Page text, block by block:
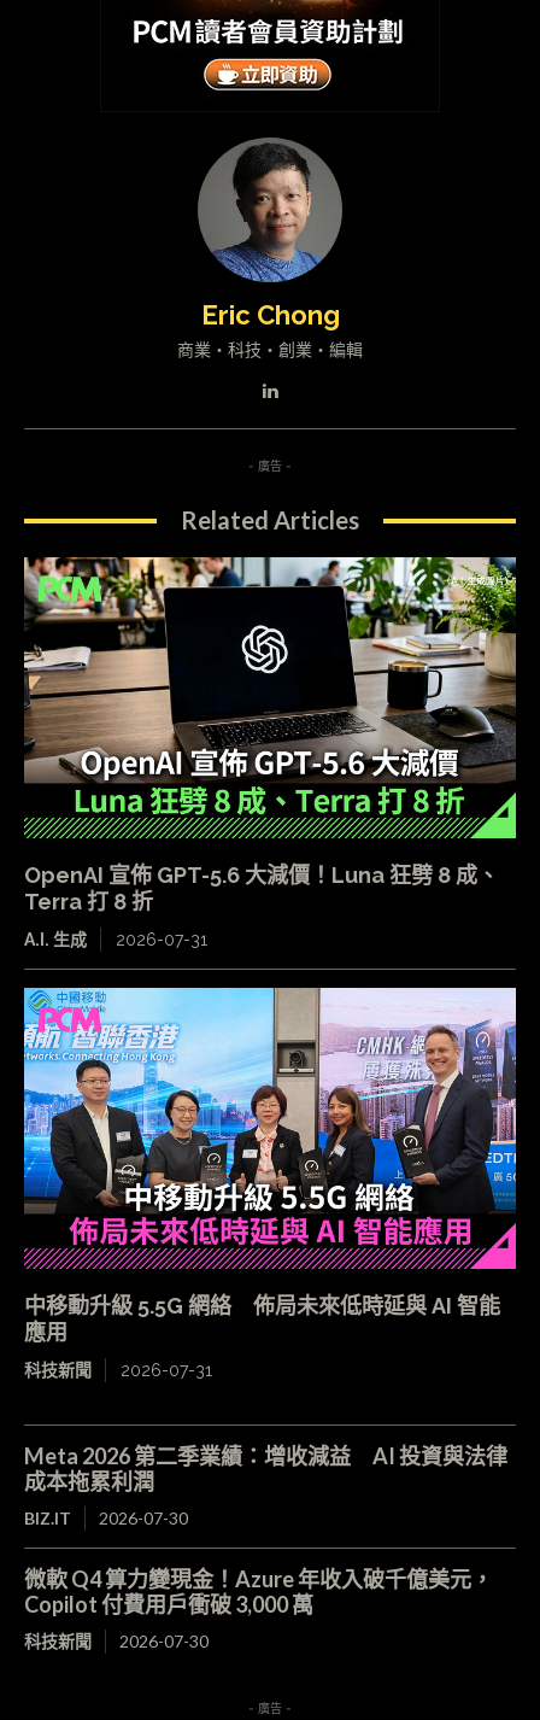
Eric Chong
商業・科技・創業・編輯
- 廣告 -
Related Articles
OpenAI 宣佈 GPT-5.6 大減價！Luna 狂劈 8 成、
Terra 打 8 折
A.I. 生成 2026-07-31
中移動升級 5.5G 網絡 佈局未來低時延與 AI 智能
應用
科技新聞 2026-07-31
Meta 2026 第二季業績：增收減益 AI 投資與法律
成本拖累利潤
BIZ.IT 2026-07-30
微軟 Q4 算力變現金！Azure 年收入破千億美元，
Copilot 付費用戶衝破 3,000 萬
科技新聞 2026-07-30
- 廣告 -